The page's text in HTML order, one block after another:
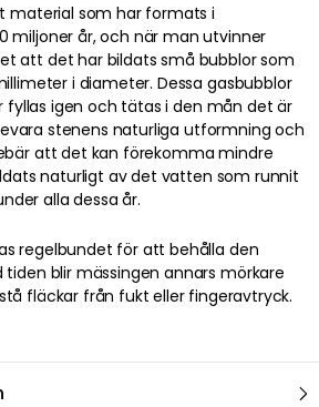
material som har formats i
miljoner år, och när man utvinner
att det har bildats små bubblor som
i diameter. Dessa gasbubblor
fyllas igen och tätas i den mån det är
stenens naturliga utformning och
att det kan förekomma mindre
naturligt av det vatten som runnit
alla dessa år.
regelbundet för att behålla den
tiden blir mässingen annars mörkare
fläckar från fukt eller fingeravtryck.